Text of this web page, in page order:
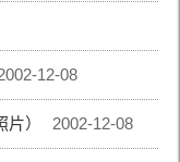
12-08
） 2002-12-08